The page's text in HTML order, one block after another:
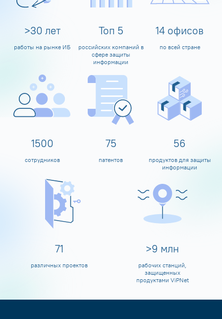
>30 лет
работы на рынке ИБ
Топ 5
российских компаний в
сфере защиты
информации
14 офисов
по всей стране
1600
сотрудников
80
патентов
60
продуктов для защиты
информации
80
различных проектов
>10 млн
рабочих станций,
защищенных
продуктами ViPNet